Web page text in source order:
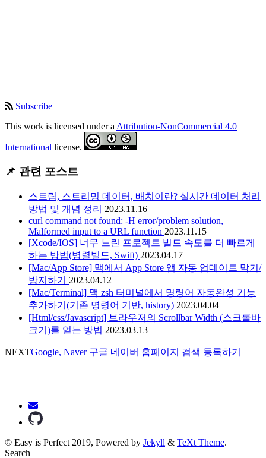
Subscribe
This work is licensed under a Attribution-NonCommercial 4.0
International license.
📌 관련 포스트
스트림, 스트리밍 데이터, 배치이란? 실시간 데이터 처리
방법 및 개념 정리 2023.11.16
curl command not found: -H error/problem solution,
Malformed input to a URL function 2023.11.15
[Xcode/IOS] 너무 느린 프로젝트 빌드 속도를 더 빠르게
하는 방법(병렬빌드, Swift) 2023.04.17
[Mac/App Store] 맥에서 App Store 앱 자동 업데이트 막기/
방지하기 2023.04.12
[Mac/Terminal] 맥 zsh 터미널에서 명령어 자동완성 기능
추가하기(기존 명령어 기반, history) 2023.04.04
[Html/css/Javascript] 브라우저의 Scrollbar Width (스크롤바
크기)를 얻는 방법 2023.03.13
NEXTGoogle, Naver 구글 네이버 홈페이지 검색 등록하기
© Easy is Perfect 2019, Powered by Jekyll & TeXt Theme.
Search